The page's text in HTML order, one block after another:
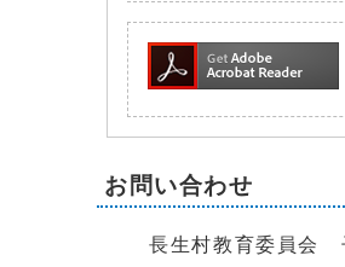
お問い合わせ
長生村教育委員会